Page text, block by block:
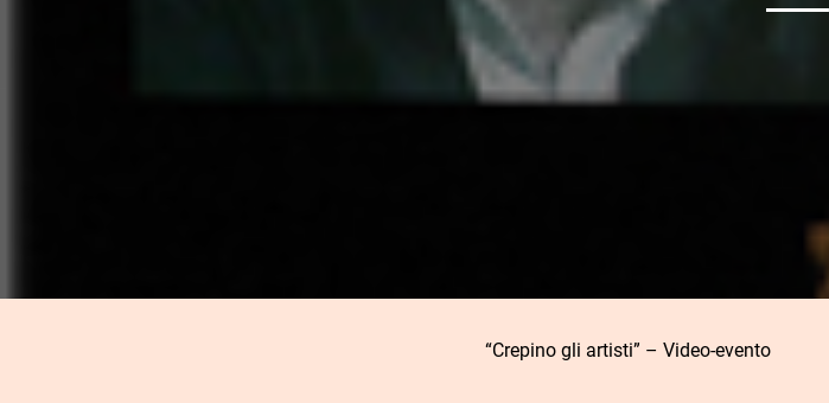
“Crepino gli artisti” – Video-evento